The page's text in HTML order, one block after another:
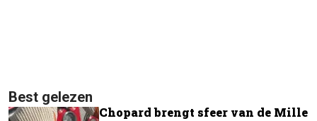
Best gelezen
Chopard brengt sfeer van de Mille